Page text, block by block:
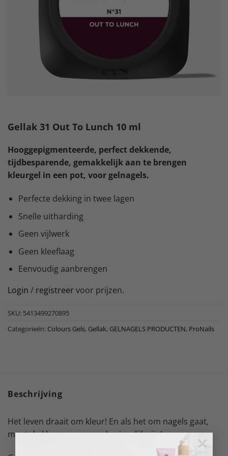
×
Gellak 31 Out To Lunch 10 ml
Hooggepigmenteerde, perfect dekkende,
tijdbesparende, gemakkelijk aan te brengen
kleurgel in een pot, voor gelnagels.
Perfecte dekking in twee lagen
Snelle uitharding
Geen vijlwerk
Geen kleeflaag
Eenvoudig aanbrengen
Login / registreer voor prijzen.
SKU: 5413499270895
Categorieën: Colours Gels, Gellak, GELNAGELS PRODUCTEN, ProNails
Beschrijving
Het leven draait om kleur! En als het om nagels gaat,
moet de kleur gewoon onberispelijk zijn!